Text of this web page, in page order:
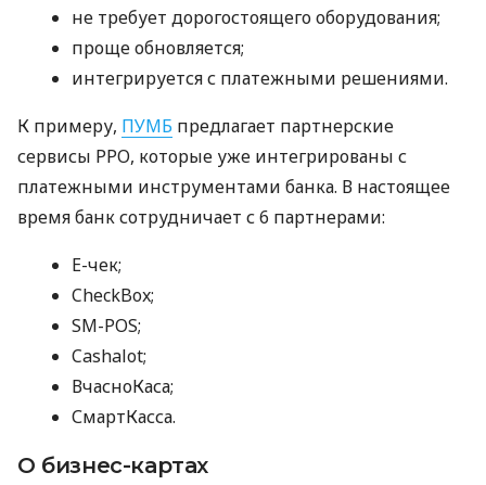
не требует дорогостоящего оборудования;
проще обновляется;
интегрируется с платежными решениями.
К примеру, ПУМБ предлагает партнерские
сервисы РРО, которые уже интегрированы с
платежными инструментами банка. В настоящее
время банк сотрудничает с 6 партнерами:
E-чек;
CheckBox;
SM-POS;
Cashalot;
ВчасноКаса;
СмартКасса.
О бизнес-картах